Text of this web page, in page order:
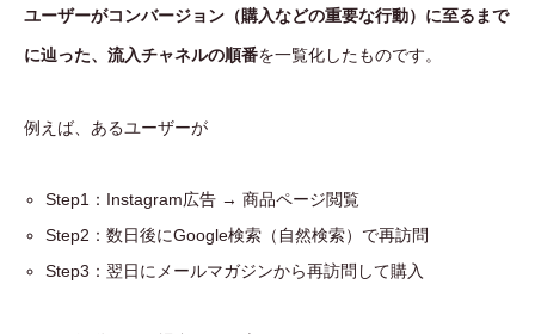
ユーザーがコンバージョン（購入などの重要な行動）に至るまで
に辿った、流入チャネルの順番を一覧化したものです。
例えば、あるユーザーが
Step1：Instagram広告 → 商品ページ閲覧
Step2：数日後にGoogle検索（自然検索）で再訪問
Step3：翌日にメールマガジンから再訪問して購入